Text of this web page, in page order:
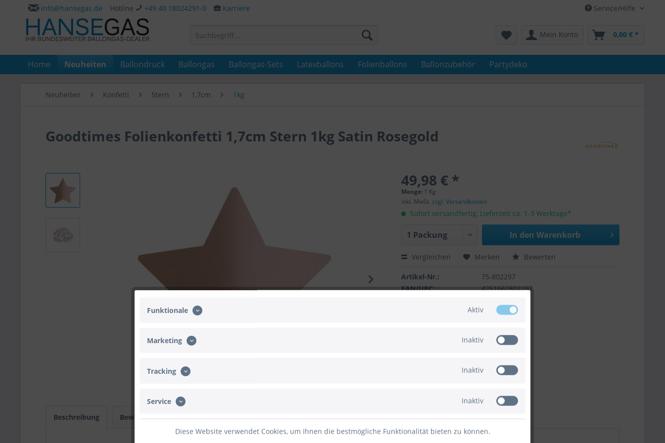
Service/Hilfe
info@hansegas.de Hotline +49 40 18024291-0 Karriere
Mein Konto 0,00 € *
Home Neuheiten Ballondruck Ballongas Ballongas-Sets Latexballons Folienballons Ballonzubehör Partydeko
Neuheiten Konfetti Stern 1,7cm 1kg
Goodtimes Folienkonfetti 1,7cm Stern 1kg Satin Rosegold
49,98 € *
Menge: 1 Kg
inkl. MwSt.zzgl. Versandkosten
Sofort versandfertig, Lieferzeit ca. 1-3 Werktage*
In den Warenkorb
Vergleichen Merken Bewerten
Artikel-Nr.:
75-802297
EAN/UPC:
4251662802297
Beschreibung Bewertungen 0 Infos zum Hersteller
Funktionale Aktiv
Marketing Inaktiv
Tracking Inaktiv
Service Inaktiv
Diese Website verwendet Cookies, um Ihnen die bestmögliche Funktionalität bieten zu können.